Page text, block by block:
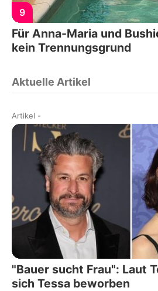
9
Für Anna-Maria und
kein Trennungsgrund
Aktuelle Artikel
Artikel -
"Bauer sucht Frau": Laut
sich Tessa beworben